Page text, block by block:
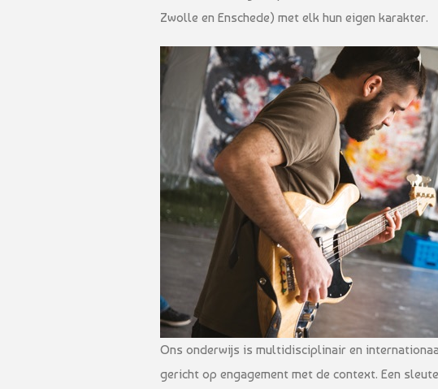
Zwolle en Enschede) met elk hun eigen karakter.
Ons onderwijs is multidisciplinair en
gericht op engagement met de context. Een